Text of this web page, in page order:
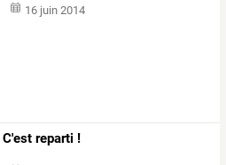
16 juin 2014
C'est reparti !